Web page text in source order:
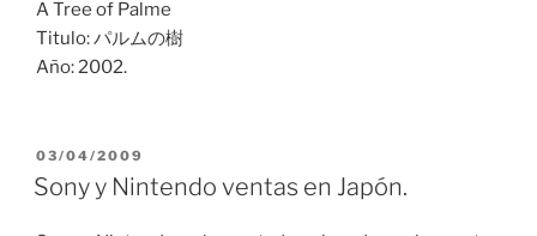
A Tree of Palme
Titulo: パルムの樹
Año: 2002.
PUBLICADO
EL
03/04/2009
Sony y Nintendo ventas en Japón.